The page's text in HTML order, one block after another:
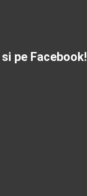
pe Facebook!